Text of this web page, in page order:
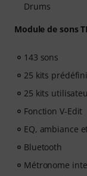
Que vous
compétences, à
Votre accès
- un parcours
- des cours
mondialetels
Estepario
à adopter de
Drums
Module de sons
143 sons
25 kits
25 kits
Fonction V-Edit
EQ, ambiance
Bluetooth
Métronome